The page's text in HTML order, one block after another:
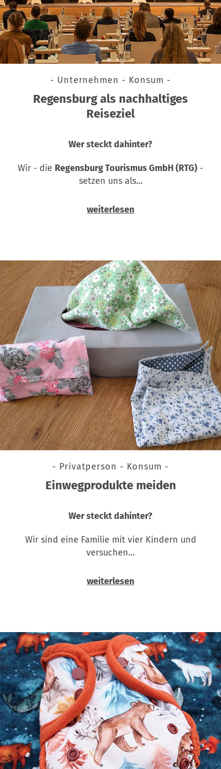
- Unternehmen - Konsum -
Regensburg als nachhaltiges
Reiseziel
Wer steckt dahinter?
Wir - die Regensburg Tourismus GmbH (RTG) -
setzen uns als…
weiterlesen
- Privatperson - Konsum -
Einwegprodukte meiden
Wer steckt dahinter?
Wir sind eine Familie mit vier Kindern und
versuchen…
weiterlesen